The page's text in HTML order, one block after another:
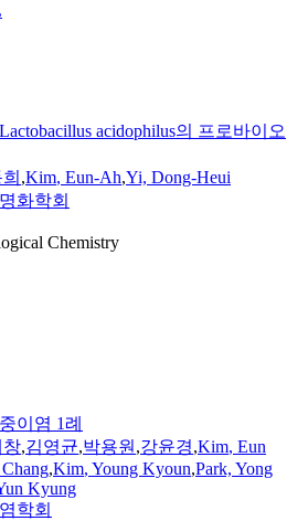
acidophilus의 프로바이오
,Kim, Eun-Ah,Yi, Dong-Heui
화학회
Chemistry
이염 1례
창,김영균,박용원,강윤경,Kim, Eun
,Kim, Young Kyoun,Park, Yong
Kyung
학회